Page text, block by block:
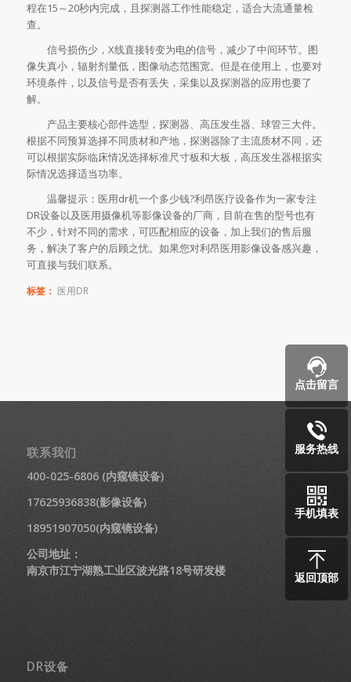
程在15～20秒内完成，且探测器工作性能稳定，适合大流通量检
查。
信号损伤少，X线直接转变为电的信号，减少了中间环节。图
像失真小，辐射剂量低，图像动态范围宽。但是在使用上，也要对
环境条件，以及信号是否有丢失，采集以及探测器的应用也要了
解。
产品主要核心部件选型，探测器、高压发生器、球管三大件。
根据不同预算选择不同质材和产地，探测器除了主流质材不同，还
可以根据实际临床情况选择标准尺寸板和大板，高压发生器根据实
际情况选择适当功率。
温馨提示：医用dr机一个多少钱?利昂医疗设备作为一家专注
DR设备以及医用摄像机等影像设备的厂商，目前在售的型号也有
不少，针对不同的需求，可匹配相应的设备，加上我们的售后服
务，解决了客户的后顾之忧。如果您对利昂医用影像设备感兴趣，
可直接与我们联系。
标签： 医用DR
联系我们
400-025-6806 (内窥镜设备)
17625936838(影像设备)
18951907050(内窥镜设备)
公司地址：
南京市江宁湖熟工业区波光路18号研发楼
DR设备
点击留言
服务热线
手机填表
返回顶部